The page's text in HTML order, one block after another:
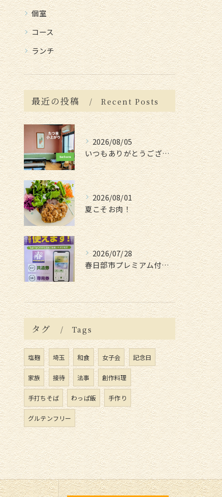
個室
コース
ランチ
最近の投稿 Recent Posts
2026/08/05
いつもありがとうございます😊
2026/08/01
夏こそお肉！
2026/07/28
春日部市プレミアム付電子商品券📱
タグ Tags
塩麹 埼玉 和食 女子会 記念日
家族 接待 法事 創作料理
手打ちそば わっぱ飯 手作り
グルテンフリー